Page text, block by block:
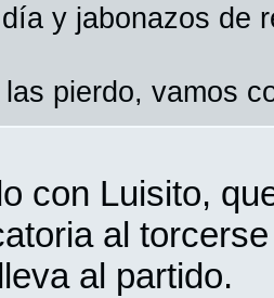
y jabonazos de
las pierdo, vamos
con Luisito,
al
al partido.